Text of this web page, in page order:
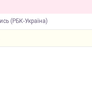
(РБК-Україна)